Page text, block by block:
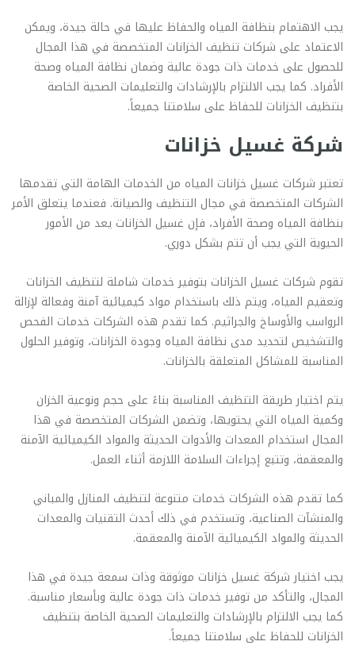
يجب الاهتمام بنظافة المياه والحفاظ عليها في حالة جيدة، ويمكن
الاعتماد على شركات تنظيف الخزانات المتخصصة في هذا المجال
للحصول على خدمات ذات جودة عالية وضمان نظافة المياه وصحة
الأفراد. كما يجب الالتزام بالإرشادات والتعليمات الصحية الخاصة
بتنظيف الخزانات للحفاظ على سلامتنا جميعاً.
شركة غسيل خزانات
تعتبر شركات غسيل خزانات المياه من الخدمات الهامة التي تقدمها
الشركات المتخصصة في مجال التنظيف والصيانة. فعندما يتعلق الأمر
بنظافة المياه وصحة الأفراد، فإن غسيل الخزانات يعد من الأمور
الحيوية التي يجب أن تتم بشكل دوري.
تقوم شركات غسيل الخزانات بتوفير خدمات شاملة لتنظيف الخزانات
وتعقيم المياه، ويتم ذلك باستخدام مواد كيميائية آمنة وفعالة لإزالة
الرواسب والأوساخ والجراثيم. كما تقدم هذه الشركات خدمات الفحص
والتشخيص لتحديد مدى نظافة المياه وجودة الخزانات، وتوفير الحلول
المناسبة للمشاكل المتعلقة بالخزانات.
يتم اختيار طريقة التنظيف المناسبة بناءً على حجم ونوعية الخزان
وكمية المياه التي يحتويها، وتضمن الشركات المتخصصة في هذا
المجال استخدام المعدات والأدوات الحديثة والمواد الكيميائية الآمنة
والمعقمة، وتتبع إجراءات السلامة اللازمة أثناء العمل.
كما تقدم هذه الشركات خدمات متنوعة لتنظيف المنازل والمباني
والمنشآت الصناعية، وتستخدم في ذلك أحدث التقنيات والمعدات
الحديثة والمواد الكيميائية الآمنة والمعقمة.
يجب اختيار شركة غسيل خزانات موثوقة وذات سمعة جيدة في هذا
المجال، والتأكد من توفير خدمات ذات جودة عالية وبأسعار مناسبة.
كما يجب الالتزام بالإرشادات والتعليمات الصحية الخاصة بتنظيف
الخزانات للحفاظ على سلامتنا جميعاً.